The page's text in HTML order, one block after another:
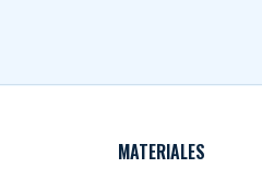
MATERIALES